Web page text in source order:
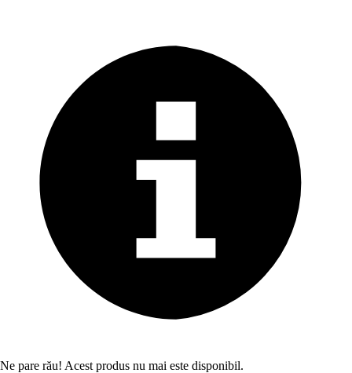
Ne pare rău! Acest produs nu mai este disponibil.